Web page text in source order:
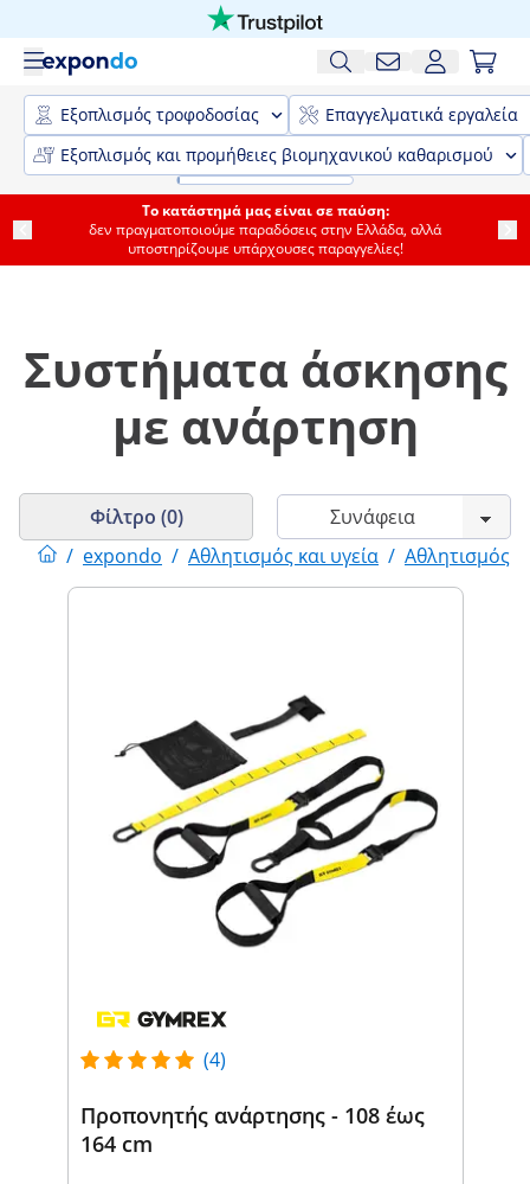
Εξοπλισμός τροφοδοσίας
Επαγγελματικά εργαλεία
Εξοπλισμός και προμήθειες βιομηχανικού καθαρισμού
Το κατάστημά μας είναι σε παύση:
δεν πραγματοποιούμε παραδόσεις στην Ελλάδα, αλλά
υποστηρίζουμε υπάρχουσες παραγγελίες!
Συστήματα άσκησης
με ανάρτηση
/ expondo / Αθλητισμός και υγεία / Αθλητισμός
Φίλτρο (0)
(4)
Προπονητής ανάρτησης - 108 έως
164 cm